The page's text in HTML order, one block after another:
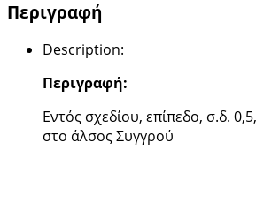
Περιγραφή
Description:
Περιγραφή:
Εντός σχεδίου, επίπεδο, σ.δ.
στο άλσος Συγγρού